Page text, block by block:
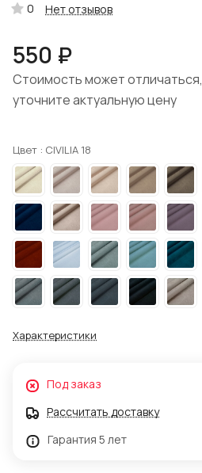
0 Нет отзывов
550 ₽
Стоимость может отличаться,
уточните актуальную цену
Цвет : CIVILIA 18
Характеристики
Под заказ
Рассчитать доставку
Гарантия 5 лет